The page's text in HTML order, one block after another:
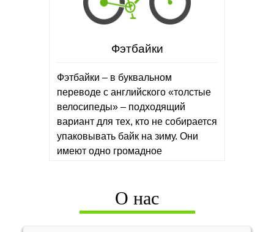
Фэтбайки
Фэтбайки – в буквальном
переводе с английского «толстые
велосипеды» – подходящий
вариант для тех, кто не собирается
упаковывать байк на зиму. Они
имеют одно громадное
О нас